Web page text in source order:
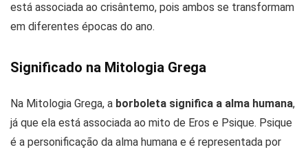
está associada ao crisântemo, pois ambos se transformam
em diferentes épocas do ano.
Significado na Mitologia Grega
Na Mitologia Grega, a borboleta significa a alma humana,
já que ela está associada ao mito de Eros e Psique. Psique
é a personificação da alma humana e é representada por